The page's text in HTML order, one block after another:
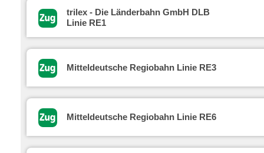
trilex - Die Länderbahn GmbH DLB
Linie RE1
Mitteldeutsche Regiobahn Linie RE3
Mitteldeutsche Regiobahn Linie RE6